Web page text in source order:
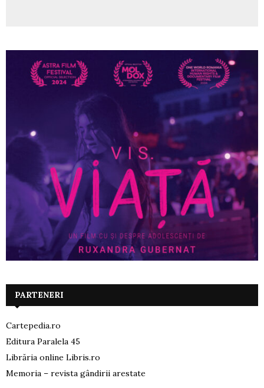
PARTENERI
Cartepedia.ro
Editura Paralela 45
Librăria online Libris.ro
Memoria – revista gândirii arestate